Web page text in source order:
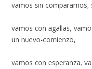
vamos sin compararnos,
vamos con agallas,
un nuevo-comienzo,
vamos con esperanza,